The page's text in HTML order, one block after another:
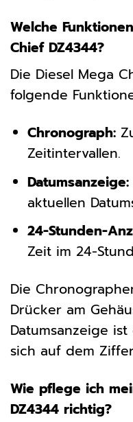
Welche
Chief DZ4344?
Die Diesel Mega
folgende
Chronograph:
Zeitintervallen.
Datumsanzeige:
aktuellen
24-Stunden-
Zeit im 24-
Die
Drücker am
Datumsanzeige
sich auf dem
Wie pflege ich
DZ4344 richtig?